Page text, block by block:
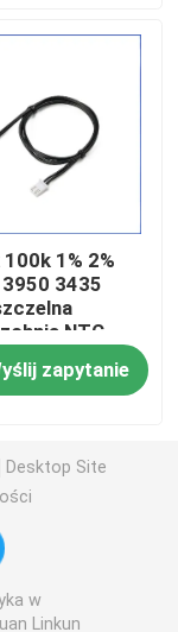
1% 2%
3950 3435
NTC
temperatury
dla
zapytanie
Desktop Site
w
Linkun